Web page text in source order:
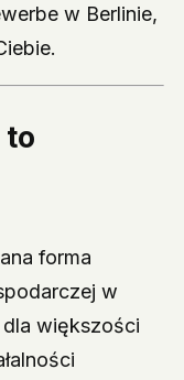
w Berlinie,
to
forma
w
większości